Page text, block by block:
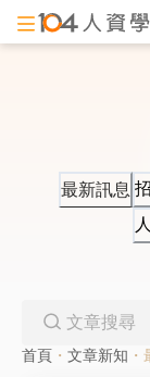
最新訊息
首頁 ・ 文章新知 ・